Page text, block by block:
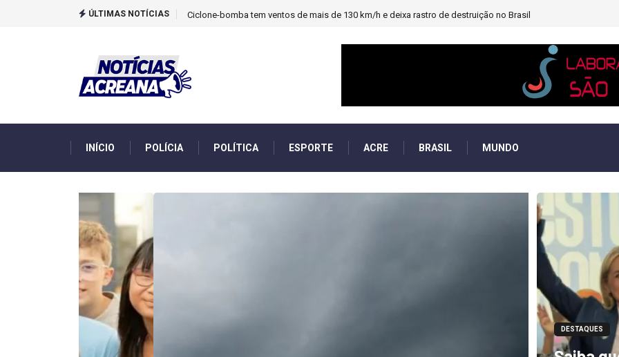
ÚLTIMAS NOTÍCIAS TCU identificou desvios de dinheiro e PF investigará emendas Pix
INÍCIO POLÍCIA POLÍTICA ESPORTE ACRE BRASIL MUNDO
DESTAQUES